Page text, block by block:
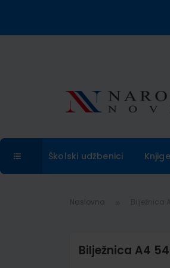
Školski udžbenici Knjige
Naslovna
Bilježnica A4